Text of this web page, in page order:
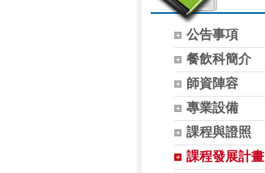
公告事項
餐飲科簡介
師資陣容
專業設備
課程與證照
課程發展計畫